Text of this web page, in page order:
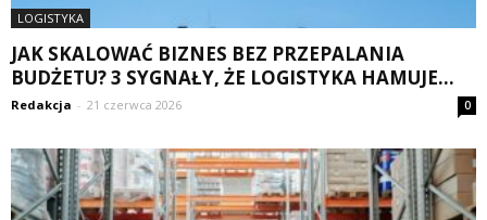
LOGISTYKA
JAK SKALOWAĆ BIZNES BEZ PRZEPALANIA
BUDŻETU? 3 SYGNAŁY, ŻE LOGISTYKA HAMUJE...
Redakcja - 21 czerwca 2026 0